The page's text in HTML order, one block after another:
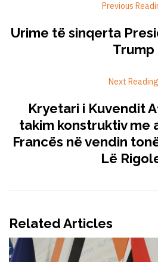
Previous
Urime të sinqerta
Trump
Next Reading
Kryetari i Kuvendit
takim konstruktiv me
Francës në vendin
Lë
Related Articles